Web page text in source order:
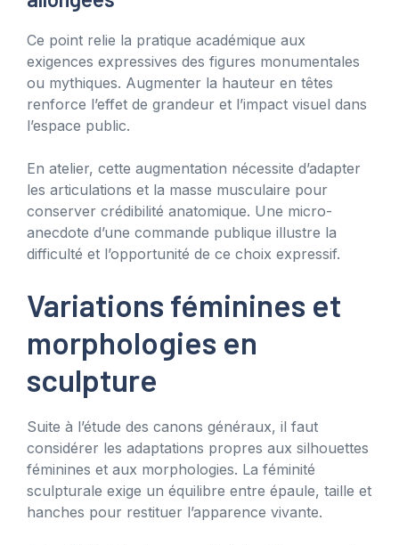
Ce point relie la pratique académique aux
exigences expressives des figures monumentales
ou mythiques. Augmenter la hauteur en têtes
renforce l’effet de grandeur et l’impact visuel dans
l’espace public.
En atelier, cette augmentation nécessite d’adapter
les articulations et la masse musculaire pour
conserver crédibilité anatomique. Une micro-
anecdote d’une commande publique illustre la
difficulté et l’opportunité de ce choix expressif.
Variations féminines et
morphologies en
sculpture
Suite à l’étude des canons généraux, il faut
considérer les adaptations propres aux silhouettes
féminines et aux morphologies. La féminité
sculpturale exige un équilibre entre épaule, taille et
hanches pour restituer l’apparence vivante.